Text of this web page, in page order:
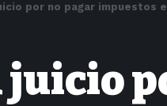
por no pagar impuestos